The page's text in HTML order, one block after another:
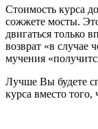
Стоимость курса
сожжете мосты.
двигаться только
возврат «в случае
мучения
Лучше Вы будете
курса вместо